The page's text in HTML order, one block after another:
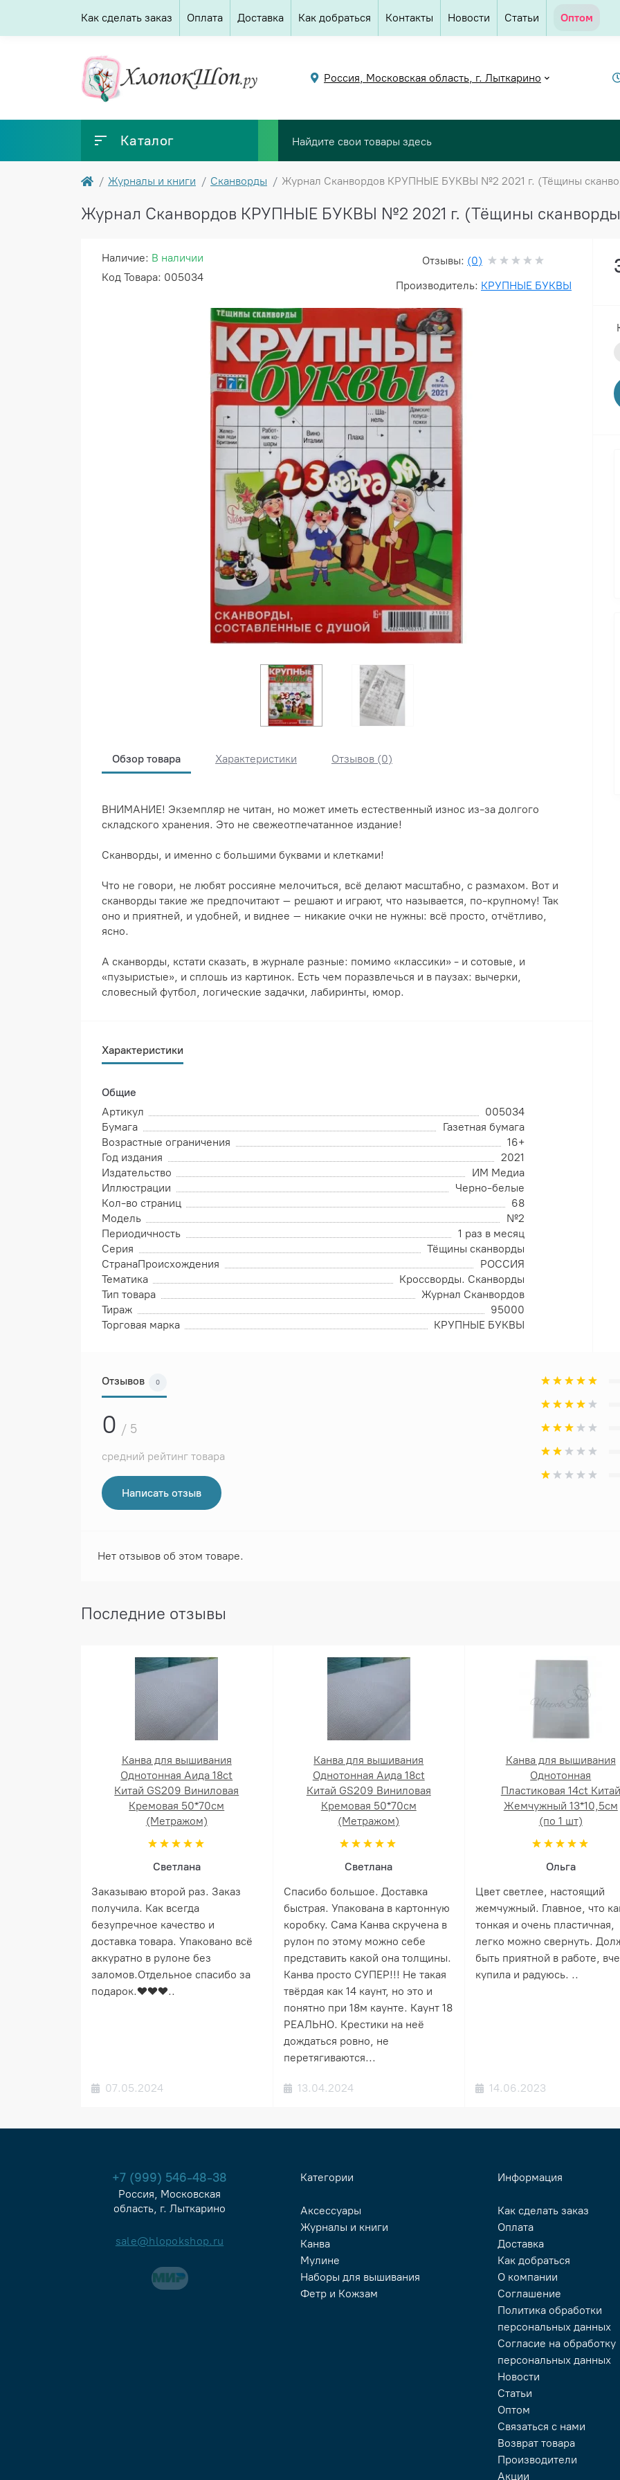
Как сделать заказ Оплата Доставка Как добраться Контакты Новости Статьи Оптом
Россия, Московская область, г. Лыткарино
Каталог
Журналы и книги Сканворды Журнал Сканвордов КРУПНЫЕ БУКВЫ №2 2021 г. (Тёщины
Журнал Сканвордов КРУПНЫЕ БУКВЫ №2 2021 г. (Тёщины
Наличие: В наличии
Код Товара: 005034
Отзывы: (0)
Производитель: КРУПНЫЕ БУКВЫ
Обзор товара Характеристики Отзывов (0)
ВНИМАНИЕ! Экземпляр не читан, но может иметь естественный износ из-за долгого
складского хранения. Это не свежеотпечатанное издание!
Сканворды, и именно с большими буквами и клетками!
Что не говори, не любят россияне мелочиться, всё делают масштабно, с размахом. Вот и
сканворды такие же предпочитают – решают и играют, что называется, по-крупному! Так
оно и приятней, и удобней, и виднее – никакие очки не нужны: всё просто, отчётливо,
ясно.
А сканворды, кстати сказать, в журнале разные: помимо «классики» - и сотовые, и
«пузыристые», и сплошь из картинок. Есть чем поразвлечься и в паузах: вычерки,
словесный футбол, логические задачки, лабиринты, юмор.
Характеристики
Общие
Артикул
005034
Бумага
Газетная бумага
Возрастные ограничения
16+
Год издания
2021
Издательство
ИМ Медиа
Иллюстрации
Черно-белые
Кол-во страниц
68
Модель
№2
Периодичность
1 раз в месяц
Серия
Тёщины сканворды
СтранаПроисхождения
РОССИЯ
Тематика
Кроссворды. Сканворды
Тип товара
Журнал Сканвордов
Тираж
95000
Торговая марка
КРУПНЫЕ БУКВЫ
Отзывов 0
0 / 5
средний рейтинг товара
Написать отзыв
Нет отзывов об этом товаре.
Последние отзывы
Канва для вышивания
Однотонная Аида 18ct
Китай GS209 Виниловая
Кремовая 50*70см
(Метражом)
Светлана
Заказываю второй раз. Заказ
получила. Как всегда
безупречное качество и
доставка товара. Упаковано всё
аккуратно в рулоне без
заломов.Отдельное спасибо за
подарок.❤️❤️❤️..
07.05.2024
Канва для вышивания
Однотонная Аида 18ct
Китай GS209 Виниловая
Кремовая 50*70см
(Метражом)
Светлана
Спасибо большое. Доставка
быстрая. Упакована в картонную
коробку. Сама Канва скручена в
рулон по этому можно себе
представить какой она толщины.
Канва просто СУПЕР!!! Не такая
твёрдая как 14 каунт, но это и
понятно при 18м каунте. Каунт 18
РЕАЛЬНО. Крестики на неё
дождаться ровно, не
перетягиваются...
13.04.2024
Канва для вышивания
Однотонная
Пластиковая 14ct Китай
Жемчужный 13*10,5см
(по 1 шт)
Ольга
Цвет светлее, настоящий
жемчужный. Главное, что
тонкая и очень пластичная,
легко можно свернуть.
быть приятной в работе,
купила и радуюсь. ..
14.06.2023
+7 (999) 546-48-38
Россия, Московская
область, г. Лыткарино
sale@hlopokshop.ru
Категории
Аксессуары
Журналы и книги
Канва
Мулине
Наборы для вышивания
Фетр и Кожзам
Информация
Как сделать заказ
Оплата
Доставка
Как добраться
О компании
Соглашение
Политика обработки
персональных данных
Согласие на обработку
персональных данных
Новости
Статьи
Оптом
Связаться с нами
Возврат товара
Производители
Акции